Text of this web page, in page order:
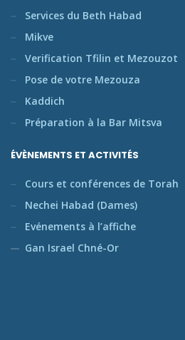
Services du Beth Habad
Mikve
Verification Tfilin et Mezouzot
Pose de votre Mezouza
Kaddich
Préparation à la Bar Mitsva
ÉVÈNEMENTS ET ACTIVITÉS
Cours et conférences de Torah
Nechei Habad (Dames)
Evénements à l’affiche
Gan Israel Chné-Or